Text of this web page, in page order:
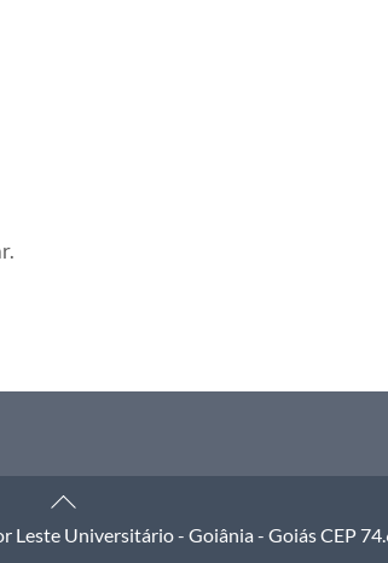
Back
To
Leste Universitário - Goiânia - Goiás CEP